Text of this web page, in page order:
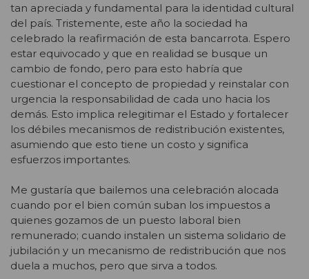
tan apreciada y fundamental para la identidad cultural
del país. Tristemente, este año la sociedad ha
celebrado la reafirmación de esta bancarrota. Espero
estar equivocado y que en realidad se busque un
cambio de fondo, pero para esto habría que
cuestionar el concepto de propiedad y reinstalar con
urgencia la responsabilidad de cada uno hacia los
demás. Esto implica relegitimar el Estado y fortalecer
los débiles mecanismos de redistribución existentes,
asumiendo que esto tiene un costo y significa
esfuerzos importantes.
Me gustaría que bailemos una celebración alocada
cuando por el bien común suban los impuestos a
quienes gozamos de un puesto laboral bien
remunerado; cuando instalen un sistema solidario de
jubilación y un mecanismo de redistribución que nos
duela a muchos, pero que sirva a todos.